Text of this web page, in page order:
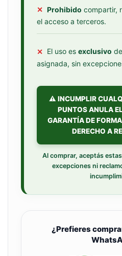
✕ Prohibido compartir,
el acceso a terceros.
✕ El uso es exclusivo
asignada, sin
⚠️ INCUMPLIR
PUNTOS ANULA
GARANTÍA DE
DERECHO A
Al comprar, aceptás
excepciones ni
¿Prefieres